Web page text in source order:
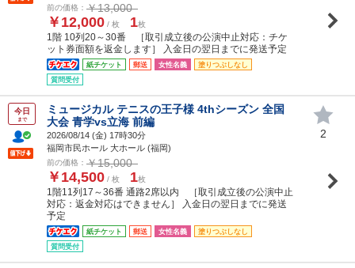
前の価格： ￥13,000
￥12,000 / 枚 1枚
1階 10列20～30番 ［取引成立後の公演中止対応：チケ
ット券面額を返金します］ 入金日の翌日までに発送予定
紙チケット 郵送 女性名義
塗りつぶしなし
質問受付
今日
まで
ミュージカル テニスの王子様 4thシーズン 全国
大会 青学vs立海 前編
2026/08/14 (金) 17時30分
福岡市民ホール 大ホール (福岡)
前の価格： ￥15,000
￥14,500 / 枚 1枚
1階11列17～36番 通路2席以内 ［取引成立後の公演中止
対応：返金対応はできません］ 入金日の翌日までに発送
予定
紙チケット 郵送 女性名義
塗りつぶしなし
質問受付
2